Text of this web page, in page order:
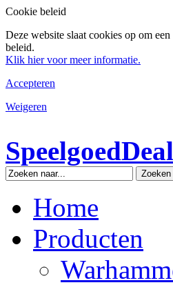
Cookie beleid
Deze website slaat cookies op om
beleid.
Klik hier voor meer informatie.
Accepteren
Weigeren
Zoeken
Home
Producten